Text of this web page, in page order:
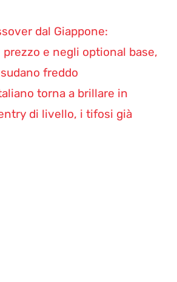
dal Giappone:
e negli optional base,
freddo
torna a brillare in
di livello, i tifosi già